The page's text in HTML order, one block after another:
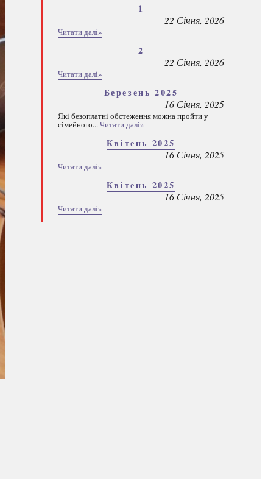
1
22 Січня, 2026
Читати далі»
2
22 Січня, 2026
Читати далі»
Березень 2025
16 Січня, 2025
Які безоплатні обстеження можна пройти у
сімейного...Читати далі»
Квітень 2025
16 Січня, 2025
Читати далі»
Квітень 2025
16 Січня, 2025
Читати далі»